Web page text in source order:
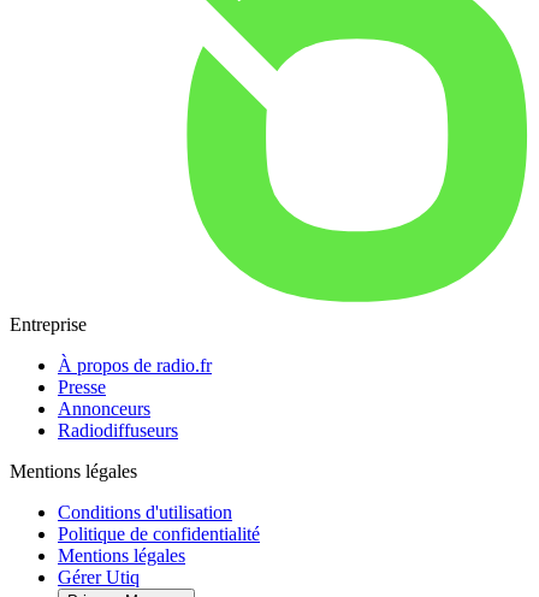
Entreprise
À propos de radio.fr
Presse
Annonceurs
Radiodiffuseurs
Mentions légales
Conditions d'utilisation
Politique de confidentialité
Mentions légales
Gérer Utiq